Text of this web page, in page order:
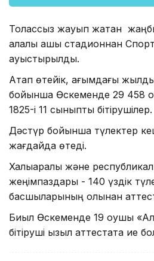
Толассыз жауып жатқан
қалалық ашық стадионнан
ауыстырылды.
Атап өтейік, ағымдағы
бойынша Өскеменде 29 458
1825-і 11 сыныпты бітірушілер.
Дәстүр бойынша түлектер
жағдайда өтеді.
Халықаралық және
жеңімпаздары - 140 үздік
басшыларының қолынан
Биыл Өскеменде 19 оқушы
бітіруші қызыл аттестатқа ие